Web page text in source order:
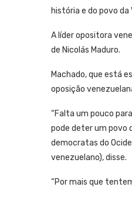
história e do povo
A líder opositora
de Nicolás Maduro.
Machado, que está
oposição
“Falta um pouco
pode deter um povo
democratas do
venezuelano), disse.
“Por mais que